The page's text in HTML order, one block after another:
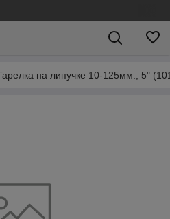
на липучке 10-125мм., 5"